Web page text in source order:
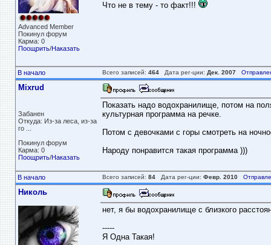
Advanced Member
Покинул форум
Карма: 0
Поощрить/Наказать
Что не в тему - то факт!!!
В начало Всего записей: 464Дата рег-ции: Дек. 2007
Mixrud
Забанен
Откуда: Из-за леса, из-за
го ...
Покинул форум
Карма: 0
Поощрить/Наказать
Показать надо водохранилище, потом на
культурная программа на речке.
Потом с девочками с горы смотреть на
Народу понравится такая программа )))
В начало Всего записей: 84Дата рег-ции: Февр. 2010
Николь
нет, я бы водохранилище с близкого
-----
Я Одна Такая!